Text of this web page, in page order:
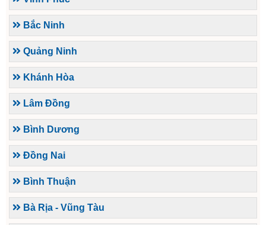
Bắc Ninh
Quảng Ninh
Khánh Hòa
Lâm Đồng
Bình Dương
Đồng Nai
Bình Thuận
Bà Rịa - Vũng Tàu